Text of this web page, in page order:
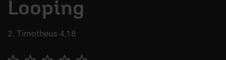
Looping
2. Timotheus 4,18